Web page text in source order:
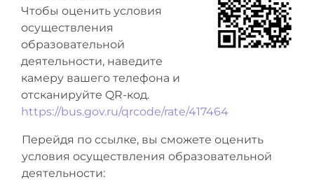
Чтобы оценить условия
осуществления
образовательной
деятельности, наведите
камеру вашего телефона и
отсканируйте QR-код.
https://bus.gov.ru/qrcode/rate/417464
Перейдя по ссылке, вы сможете оценить
условия осуществления образовательной
деятельности: